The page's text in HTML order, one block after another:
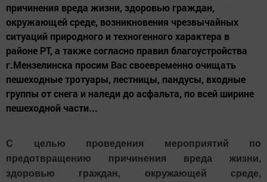
причинения вреда жизни, здоровью граждан,
окружающей среде, возникновения чрезвычайных
ситуаций природного и техногенного характера в
районе РТ, а также согласно правил благоустройства
г.Мензелинска просим Вас своевременно очищать
пешеходные тротуары, лестницы, пандусы, входные
группы от снега и наледи до асфальта, по всей ширине
пешеходной части...
С целью проведения мероприятий по
предотвращению причинения вреда жизни,
здоровью граждан, окружающей среде,